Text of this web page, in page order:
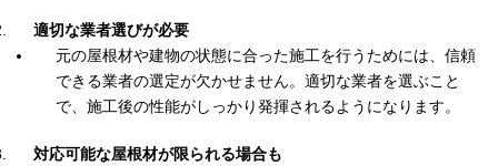
適切な業者選びが必要
元の屋根材や建物の状態に合った施工を行うためには、信頼
できる業者の選定が欠かせません。適切な業者を選ぶこと
で、施工後の性能がしっかり発揮されるようになります。
対応可能な屋根材が限られる場合も